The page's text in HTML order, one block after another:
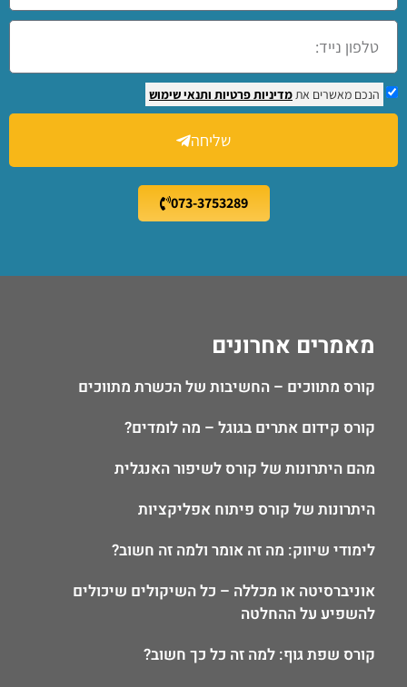
הנכם מאשרים אתמדיניות פרטיות ותנאי שימוש
שליחה
073-3753289
מאמרים אחרונים
קורס מתווכים – החשיבות של הכשרת מתווכים
קורס קידום אתרים בגוגל – מה לומדים?
מהם היתרונות של קורס לשיפור האנגלית
היתרונות של קורס פיתוח אפליקציות
לימודי שיווק: מה זה אומר ולמה זה חשוב?
אוניברסיטה או מכללה – כל השיקולים שיכולים
להשפיע על ההחלטה
קורס שפת גוף: למה זה כל כך חשוב?